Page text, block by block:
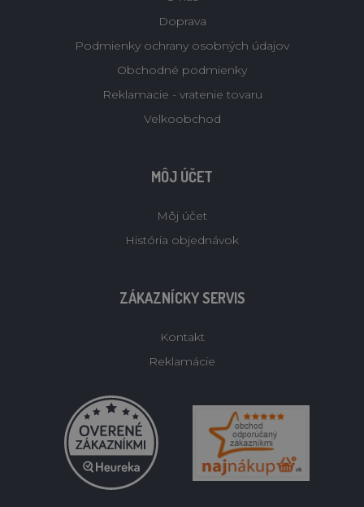
Doprava
Podmienky ochrany osobných údajov
Obchodné podmienky
Reklamacie - vratenie tovaru
Velkoobchod
MÔJ ÚČET
Môj účet
História objednávok
ZÁKAZNÍCKY SERVIS
Kontakt
Reklamácie